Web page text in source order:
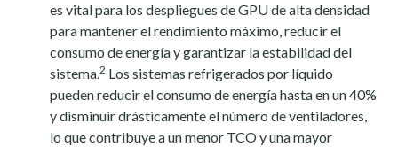
es vital para los despliegues de GPU de alta densidad
para mantener el rendimiento máximo, reducir el
consumo de energía y garantizar la estabilidad del
sistema.2 Los sistemas refrigerados por líquido
pueden reducir el consumo de energía hasta en un 40%
y disminuir drásticamente el número de ventiladores,
lo que contribuye a un menor TCO y una mayor